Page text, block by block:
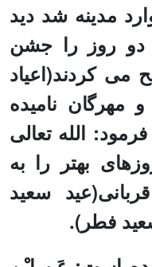
مدینه شد دید
دو روز را جشن
می کردند(اعیاد
مهرگان نامیده
الله تعالی
بهتر را به
سعید
فطر).